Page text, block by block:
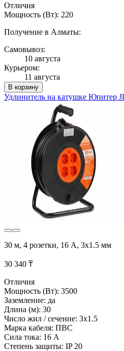
Отличия
Мощность (Вт): 220
Получение в Алматы:
Самовывоз:
10 августа
Курьером:
11 августа
В корзину
Удлинитель на катушке Юпитер
30 м, 4 розетки, 16 А, 3x1.5 мм
30 340 ₸
Отличия
Мощность (Вт): 3500
Заземление: да
Длина (м): 30
Число жил / сечение: 3x1.5
Марка кабеля: ПВС
Сила тока: 16 А
Степень защиты: IP 20